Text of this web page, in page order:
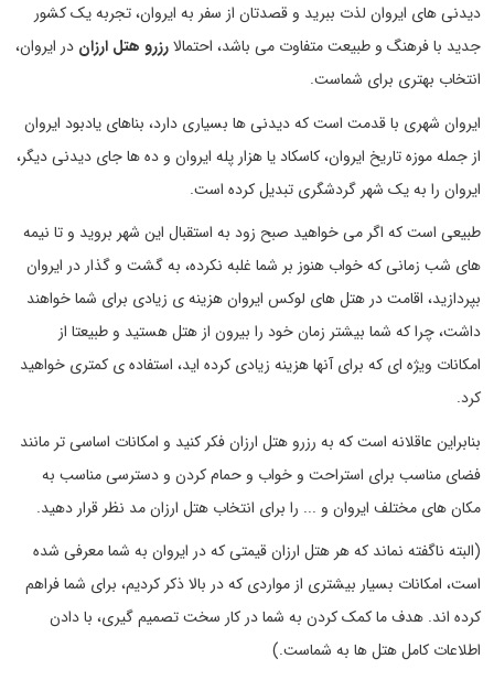
دیدنی های ایروان لذت ببرید و قصدتان از سفر به ایروان، تجربه یک کشور
جدید با فرهنگ و طبیعت متفاوت می باشد، احتمالارزرو هتل ارزان در ایروان،
انتخاب بهتری برای شماست.
ایروان شهری با قدمت است که دیدنی ها بسیاری دارد، بناهای یادبود ایروان
از جمله موزه تاریخ ایروان، کاسکاد یا هزار پله ایروان و ده ها جای دیدنی دیگر،
ایروان را به یک شهر گردشگری تبدیل کرده است.
طبیعی است که اگر می خواهید صبح زود به استقبال این شهر بروید و تا نیمه
های شب زمانی که خواب هنوز بر شما غلبه نکرده، به گشت و گذار در ایروان
بپردازید، اقامت در هتل های لوکس ایروان هزینه ی زیادی برای شما خواهند
داشت، چرا که شما بیشتر زمان خود را بیرون از هتل هستید و طبیعتا از
امکانات ویژه ای که برای آنها هزینه زیادی کرده اید، استفاده ی کمتری خواهید
کرد.
بنابراین عاقلانه است که به رزرو هتل ارزان فکر کنید و امکانات اساسی تر مانند
فضای مناسب برای استراحت و خواب و حمام کردن و دسترسی مناسب به
مکان های مختلف ایروان و ... را برای انتخاب هتل ارزان مد نظر قرار دهید.
(البته ناگفته نماند که هر هتل ارزان قیمتی که در ایروان به شما معرفی شده
است، امکانات بسیار بیشتری از مواردی که در بالا ذکر کردیم، برای شما فراهم
کرده اند. هدف ما کمک کردن به شما در کار سخت تصمیم گیری، با دادن
اطلاعات کامل هتل ها به شماست.)